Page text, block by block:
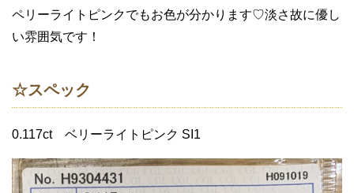
ペリーライトピンクでもお色が分かります♡淡さ故に優し
い雰囲気です！
☆スペック
0.117ct ベリーライトピンク SI1